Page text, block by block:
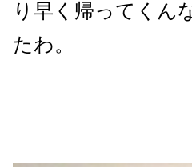
り早く帰ってくん
たわ。